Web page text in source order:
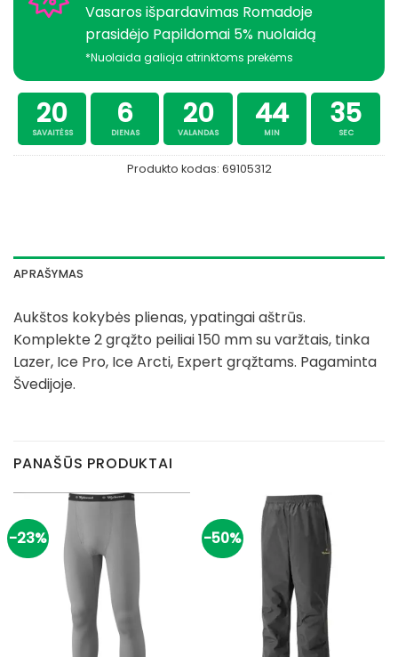
Vasaros išpardavimas Romadoje
prasidėjo Papildomai 5% nuolaidą
*Nuolaida galioja atrinktoms prekėms
20
SAVAITĖSS
6
DIENAS
20
VALANDAS
44
MIN
35
SEC
Produkto kodas: 69105312
APRAŠYMAS
Aukštos kokybės plienas, ypatingai aštrūs.
Komplekte 2 grąžto peiliai 150 mm su varžtais, tinka
Lazer, Ice Pro, Ice Arcti, Expert grąžtams. Pagaminta
Švedijoje.
PANAŠŪS PRODUKTAI
-23% -50%